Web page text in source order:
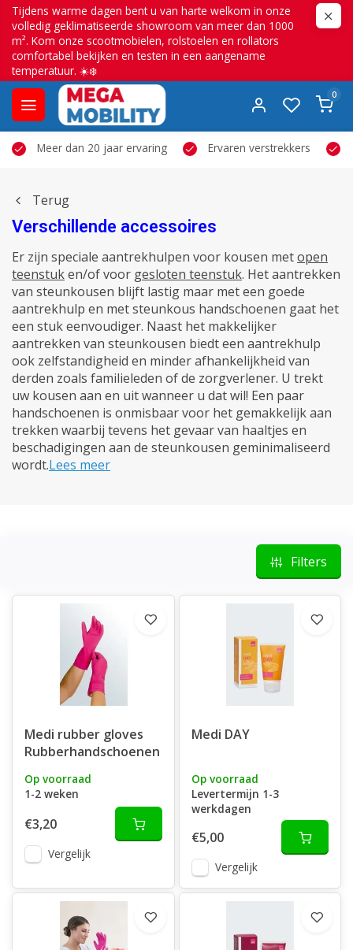
Tijdens warme dagen bent u van harte welkom in onze
volledig geklimatiseerde showroom van meer dan 1000
m². Kom onze scootmobielen, rolstoelen en rollators
comfortabel bekijken en testen in een aangename
temperatuur. ☀️❄️
0
Meer dan 20 jaar ervaring Ervaren verstrekkers
Terug
Verschillende accessoires
Er zijn speciale aantrekhulpen voor kousen metopen
teenstuken/of voor gesloten teenstuk. Het aantrekken
van steunkousen blijft lastig maar met een goede
aantrekhulp en met steunkous handschoenen gaat het
een stuk eenvoudiger. Naast het makkelijker
aantrekken van steunkousen biedt een aantrekhulp
ook zelfstandigheid en minder afhankelijkheid van
derden zoals familieleden of de zorgverlener. U trekt
uw kousen aan en uit wanneer u dat wil! Een paar
handschoenen is onmisbaar voor het gemakkelijk aan
trekken waarbij tevens het gevaar van haaltjes en
beschadigingen aan de steunkousen geminimaliseerd
wordt.Lees meer
Filters
Medi rubber gloves
Rubberhandschoenen
Op voorraad
1-2 weken
€3,20
Vergelijk
Medi DAY
Op voorraad
Levertermijn 1-3
werkdagen
€5,00
Vergelijk